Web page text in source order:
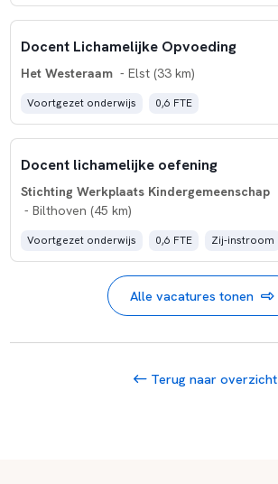
Docent Lichamelijke Opvoeding
Het Westeraam - Elst (33 km)
Voortgezet onderwijs 0,6 FTE
Docent lichamelijke oefening
Stichting Werkplaats Kindergemeenschap
- Bilthoven (45 km)
Voortgezet onderwijs 0,6 FTE Zij-instroom
Alle vacatures tonen
Terug naar overzicht